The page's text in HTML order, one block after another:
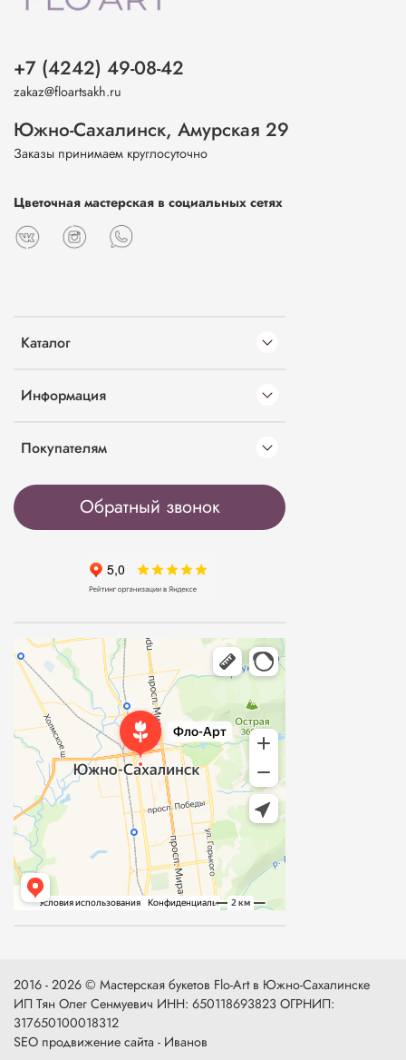
Каталог
Информация
Покупателям
Обратный звонок
+7 (4242) 49-08-42
zakaz@floartsakh.ru
Южно-Сахалинск, Амурская 29
Заказы принимаем круглосуточно
Цветочная мастерская в социальных сетях
2016 - 2026 © Мастерская букетов Flo-Art в Южно-Сахалинске
ИП Тян Олег Сенмуевич ИНН: 650118693823 ОГРНИП:
317650100018312
SEO продвижение сайта - Иванов